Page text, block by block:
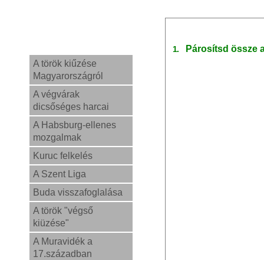
A török kiűzése
Magyarországról
A végvárak
dicsőséges harcai
A Habsburg-ellenes
mozgalmak
Kuruc felkelés
A Szent Liga
Buda visszafoglalása
A török "végső
kiüzése"
A Muravidék a
17.században
1. Párosítsd össze